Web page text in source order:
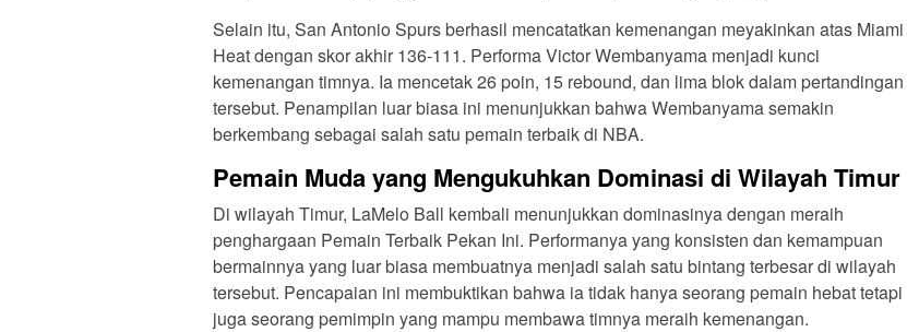
Selain itu, San Antonio Spurs berhasil mencatatkan kemenangan meyakinkan atas Miami
Heat dengan skor akhir 136-111. Performa Victor Wembanyama menjadi kunci
kemenangan timnya. Ia mencetak 26 poin, 15 rebound, dan lima blok dalam pertandingan
tersebut. Penampilan luar biasa ini menunjukkan bahwa Wembanyama semakin
berkembang sebagai salah satu pemain terbaik di NBA.
Pemain Muda yang Mengukuhkan Dominasi di Wilayah Timur
Di wilayah Timur, LaMelo Ball kembali menunjukkan dominasinya dengan meraih
penghargaan Pemain Terbaik Pekan Ini. Performanya yang konsisten dan kemampuan
bermainnya yang luar biasa membuatnya menjadi salah satu bintang terbesar di wilayah
tersebut. Pencapaian ini membuktikan bahwa ia tidak hanya seorang pemain hebat tetapi
juga seorang pemimpin yang mampu membawa timnya meraih kemenangan.